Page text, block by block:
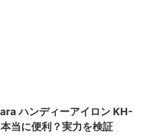
ハンディーアイロン KH-
当に便利？実力を検証